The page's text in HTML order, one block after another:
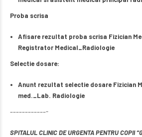
Proba scrisa
Afisare rezultat proba scrisa Fizician
Registrator Medical_Radiologie
Selectie dosare:
Anunt rezultat selectie dosare Fizician
med._Lab. Radiologie
––––––––––––-
SPITALUL CLINIC DE URGENTA PENTRU COPII